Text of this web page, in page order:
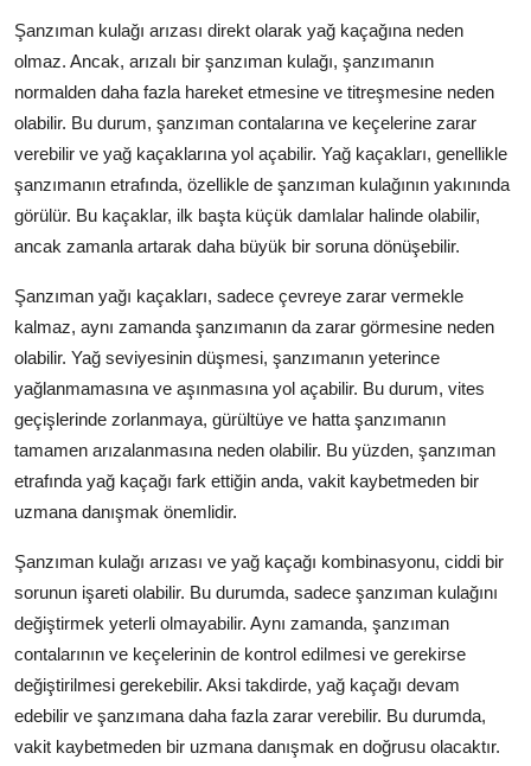
Şanzıman kulağı arızası direkt olarak yağ kaçağına neden
olmaz. Ancak, arızalı bir şanzıman kulağı, şanzımanın
normalden daha fazla hareket etmesine ve titreşmesine neden
olabilir. Bu durum, şanzıman contalarına ve keçelerine zarar
verebilir ve yağ kaçaklarına yol açabilir. Yağ kaçakları, genellikle
şanzımanın etrafında, özellikle de şanzıman kulağının yakınında
görülür. Bu kaçaklar, ilk başta küçük damlalar halinde olabilir,
ancak zamanla artarak daha büyük bir soruna dönüşebilir.
Şanzıman yağı kaçakları, sadece çevreye zarar vermekle
kalmaz, aynı zamanda şanzımanın da zarar görmesine neden
olabilir. Yağ seviyesinin düşmesi, şanzımanın yeterince
yağlanmamasına ve aşınmasına yol açabilir. Bu durum, vites
geçişlerinde zorlanmaya, gürültüye ve hatta şanzımanın
tamamen arızalanmasına neden olabilir. Bu yüzden, şanzıman
etrafında yağ kaçağı fark ettiğin anda, vakit kaybetmeden bir
uzmana danışmak önemlidir.
Şanzıman kulağı arızası ve yağ kaçağı kombinasyonu, ciddi bir
sorunun işareti olabilir. Bu durumda, sadece şanzıman kulağını
değiştirmek yeterli olmayabilir. Aynı zamanda, şanzıman
contalarının ve keçelerinin de kontrol edilmesi ve gerekirse
değiştirilmesi gerekebilir. Aksi takdirde, yağ kaçağı devam
edebilir ve şanzımana daha fazla zarar verebilir. Bu durumda,
vakit kaybetmeden bir uzmana danışmak en doğrusu olacaktır.